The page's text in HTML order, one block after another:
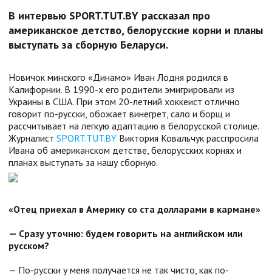
В интервью SPORT.TUT.BY рассказал про
американское детство, белорусские корни и планы
выступать за сборную Беларуси.
Новичок минского «Динамо» Иван Лодня родился в
Калифорнии. В 1990-х его родители эмигрировали из
Украины в США. При этом 20-летний хоккеист отлично
говорит по-русски, обожает винегрет, сало и борщ и
рассчитывает на легкую адаптацию в белорусской столице.
Журналист SPORT.TUT.BY Виктория Ковальчук расспросила
Ивана об американском детстве, белорусских корнях и
планах выступать за нашу сборную.
«Отец приехал в Америку со ста долларами в кармане»
— Сразу уточню: будем говорить на английском или
русском?
— По-русски у меня получается не так чисто, как по-